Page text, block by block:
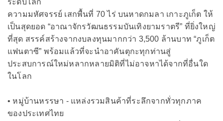
ระดับโลก
ความมหัศจรรย์ เสกพื้นที่ 70 ไร่ บนหาดกมลา เกาะภูเก็ต ให้
เป็นสุดยอด “อาณาจักรวัฒนธรรมบันเทิงยามราตรี” ที่ยิ่งใหญ่
ที่สุด สรรค์สร้างจากงบลงทุนมากกว่า 3,500 ล้านบาท “ภูเก็ต
แฟนตาซี” พร้อมแล้วที่จะนำอาคันตุกะทุกท่านสู่
ประสบการณ์ใหม่หลากหลายมิติที่ไม่อาจหาได้จากที่อื่นใด
ในโลก
• หมู่บ้านหรรษา - แหล่งรวมสินค้าที่ระลึกจากทั่วทุกภาค
ของประเทศไทย